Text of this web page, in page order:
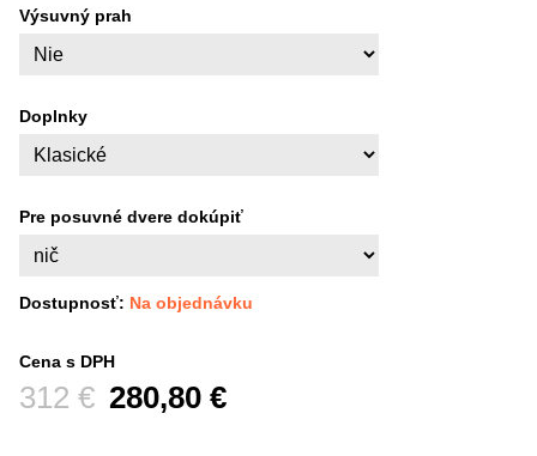
Výsuvný prah
Doplnky
Pre posuvné dvere dokúpiť
Dostupnosť: Na objednávku
Cena s DPH
280,80 €
Pred zľavou:
312 €